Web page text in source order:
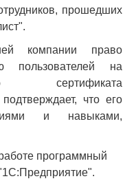
прошедших
компании право
пользователей на
сертификата
что его
и навыками,
программный